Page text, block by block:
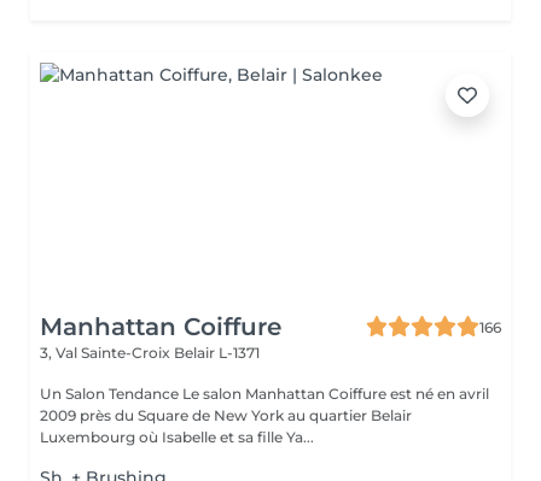
Manhattan Coiffure
166
3, Val Sainte-Croix Belair L-1371
Un Salon Tendance Le salon Manhattan Coiffure est né en avril
2009 près du Square de New York au quartier Belair
Luxembourg où Isabelle et sa fille Ya...